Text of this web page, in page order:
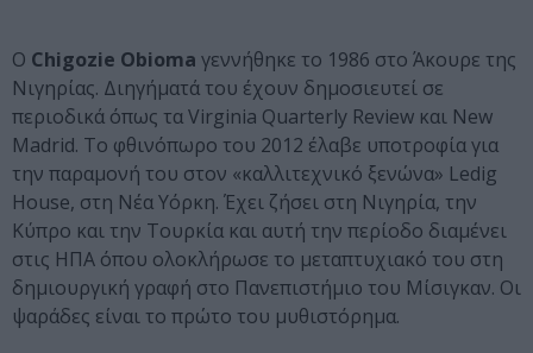
Ο Chigozie Obioma γεννήθηκε το 1986 στο Άκουρε της
Νιγηρίας. Διηγήματά του έχουν δημοσιευτεί σε
περιοδικά όπως τα Virginia Quarterly Review και New
Madrid. Το φθινόπωρο του 2012 έλαβε υποτροφία για
την παραμονή του στον «καλλιτεχνικό ξενώνα» Ledig
House, στη Νέα Υόρκη. Έχει ζήσει στη Νιγηρία, την
Κύπρο και την Τουρκία και αυτή την περίοδο διαμένει
στις ΗΠΑ όπου ολοκλήρωσε το μεταπτυχιακό του στη
δημιουργική γραφή στο Πανεπιστήμιο του Μίσιγκαν. Οι
ψαράδες είναι το πρώτο του μυθιστόρημα.